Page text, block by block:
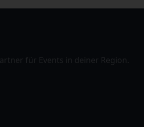
für Events in deiner Region.